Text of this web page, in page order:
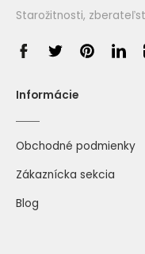
Starožitnosti,
Informácie
Obchodné podmienky
Zákaznícka sekcia
Blog